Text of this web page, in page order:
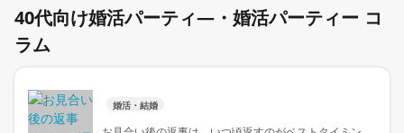
40代向け婚活パーティ―・婚活パーティー コ
ラム
婚活・結婚